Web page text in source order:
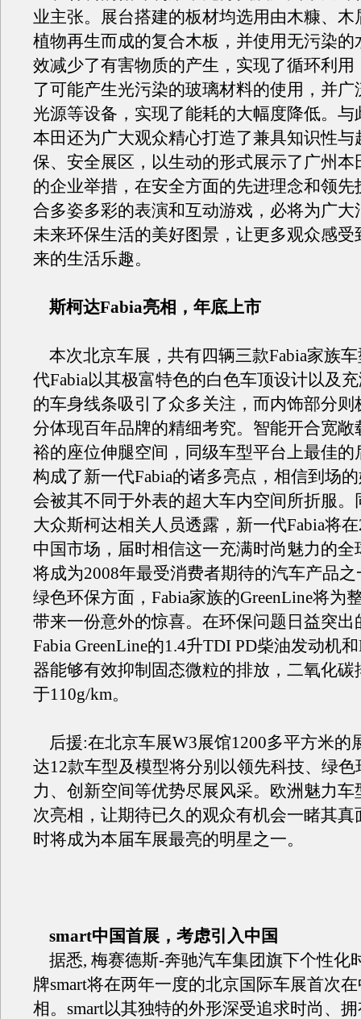
业主张。展台搭建的板材均选用由木糠、木
植物再生而成的复合木板，并使用无污染的
效减少了有害物质的产生，实现了循环利用
了可能产生光污染的玻璃材料的使用，并广
光源等设备，实现了能耗的大幅度降低。与
本田还为广大观众精心打造了兼具知识性与
保、安全展区，以生动的形式展示了广州本
的企业举措，在安全方面的先进理念和领先
合多姿多彩的表演和互动游戏，必将为广大
未来环保生活的美好图景，让更多观众感受
来的生活乐趣。
斯柯达Fabia亮相，年底上市
本次北京车展，共有四辆三款Fabia家族
代Fabia以其极富特色的白色车顶设计以及
的车身线条吸引了众多关注，而内饰部分则
分体现百年品牌的精细考究。智能开合宽敞
裕的座位伸腿空间，同级车型平台上最佳的
构成了新一代Fabia的诸多亮点，相信到场
会被其不同于外表的超大车内空间所折服。
大众斯柯达相关人员透露，新一代Fabia将
中国市场，届时相信这一充满时尚魅力的全
将成为2008年最受消费者期待的汽车产品
绿色环保方面，Fabia家族的GreenLine将为
带来一份意外的惊喜。在环保问题日益突出
Fabia GreenLine的1.4升TDI PD柴油发动机
器能够有效抑制固态微粒的排放，二氧化碳
于110g/km。
后援:在北京车展W3展馆1200多平方米的
达12款车型及模型将分别以领先科技、绿
力、创新空间等优势尽展风采。欧洲魅力车
次亮相，让期待已久的观众有机会一睹其真
时将成为本届车展最亮的明星之一。
smart中国首展，考虑引入中国
据悉, 梅赛德斯-奔驰汽车集团旗下个性化
牌smart将在两年一度的北京国际车展首次
相。smart以其独特的外形深受追求时尚、